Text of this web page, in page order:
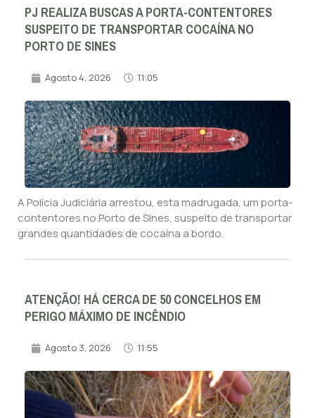
PJ REALIZA BUSCAS A PORTA-CONTENTORES
SUSPEITO DE TRANSPORTAR COCAÍNA NO
PORTO DE SINES
Agosto 4, 2026 11:05
A Polícia Judiciária arrestou, esta madrugada, um porta-
contentores no Porto de Sines, suspeito de transportar
grandes quantidades de cocaína a bordo.
ATENÇÃO! HÁ CERCA DE 50 CONCELHOS EM
PERIGO MÁXIMO DE INCÊNDIO
Agosto 3, 2026 11:55